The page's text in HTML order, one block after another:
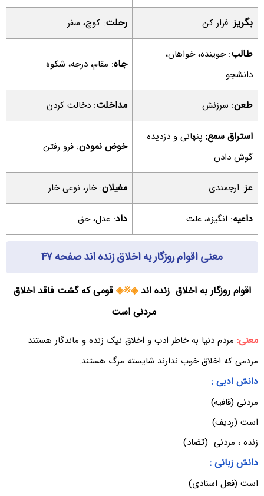
بگریز: فرار کن رحلت: کوچ، سفر
طالب: جوینده، خواهان،
دانشجو
جاه: مقام، درجه، شکوه
طعن: سرزنش مداخلت: دخالت کردن
استراق سمع: پنهانی و دزدیده
گوش دادن
خوض نمودن: فرو رفتن
عز: ارجمندی مغیلان: خار، نوعی خار
داعیه: انگیزه، علت داد: عدل، حق
معنی اقوام روزگار به اخلاق زنده اند صفحه ۴۷
اقوام روزگار به اخلاق زنده اند◈※◈قومی که گشت فاقد اخلاق
مردنی است
معنی: مردم دنیا به خاطر ادب و اخلاق نیک زنده و ماندگار هستند
مردمی که اخلاق خوب ندارند شایسته مرگ هستند.
دانش ادبی :
مردنی (قافیه)
است (ردیف)
زنده ، مردنی (تضاد)
دانش زبانی :
است (فعل اسنادی)